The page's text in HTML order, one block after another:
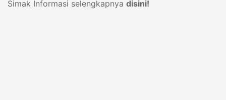
Simak Informasi selengkapnya disini!